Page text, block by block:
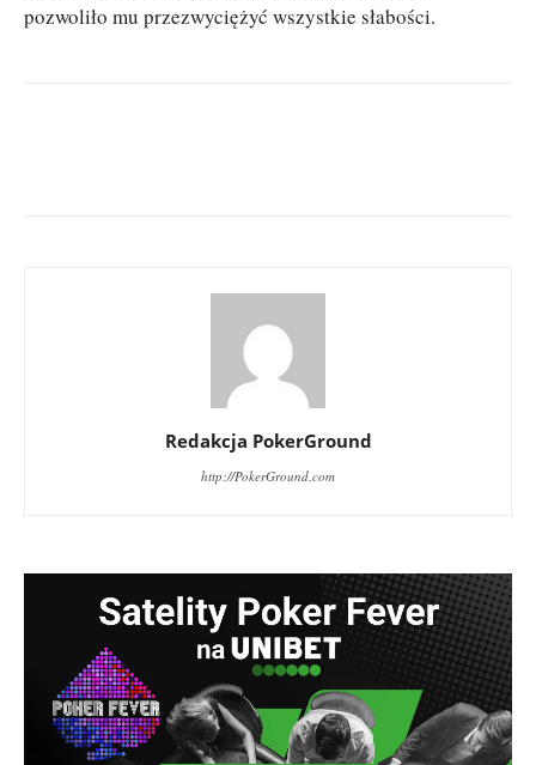
pozwoliło mu przezwyciężyć wszystkie słabości.
Redakcja PokerGround
http://PokerGround.com